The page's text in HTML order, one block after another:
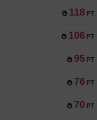
118 PT
106 PT
95 PT
76 PT
70 PT